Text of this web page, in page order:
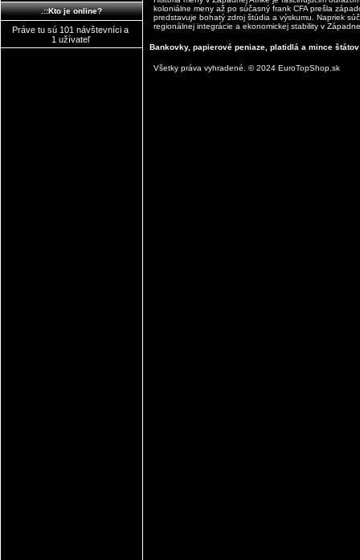
.::Kto je online?
Práve tu sú 101 návštevníci a
1 užívateľ
koloniálne meny až po súčasný frank CFA prešla
predstavuje bohatý zdroj štúdia a výskumu. Napriek
regionálnej integrácie a ekonomickej stability v
Bankovky, papierové peniaze, platidlá a mince
Všetky práva vyhradené. © 2024 EuroTopShop.sk